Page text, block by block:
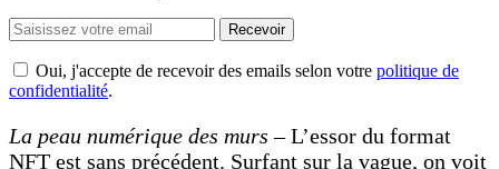
Recevoir
Oui, j'accepte de recevoir des emails selon votre politique de
confidentialité.
La peau numérique des murs– L’essor du format
NFT est sans précédent. Surfant sur la vague, on voit